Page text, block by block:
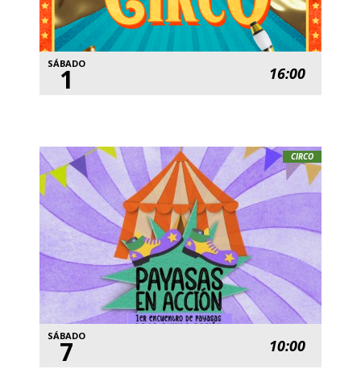
SÁBADO
1 16:00
CIRCO
SÁBADO
7 10:00